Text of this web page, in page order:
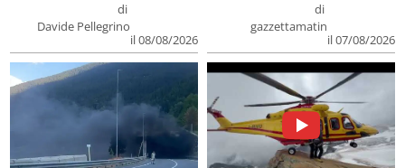
di
Davide Pellegrino
il 08/08/2026
di
gazzettamatin
il 07/08/2026